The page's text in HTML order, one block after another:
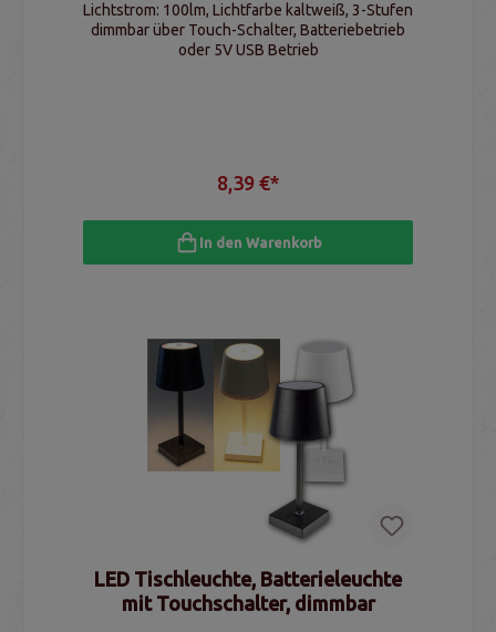
Lichtstrom: 100lm, Lichtfarbe kaltweiß, 3-Stufen
dimmbar über Touch-Schalter, Batteriebetrieb
oder 5V USB Betrieb
8,39 €*
In den Warenkorb
LED Tischleuchte, Batterieleuchte
mit Touchschalter, dimmbar